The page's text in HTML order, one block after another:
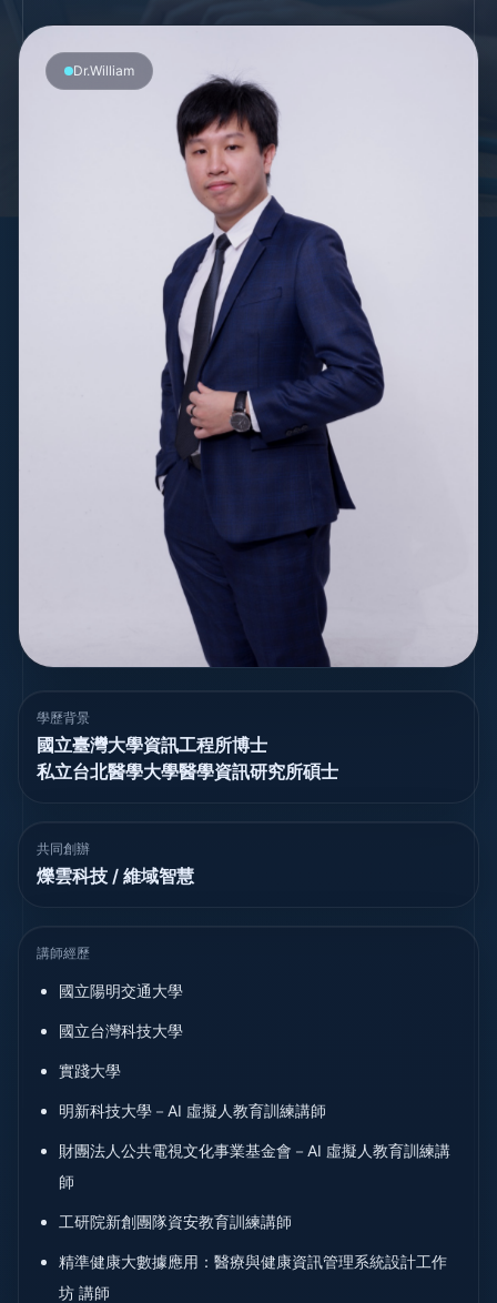
Dr.William
學歷背景
國立臺灣大學資訊工程所博士
私立台北醫學大學醫學資訊研究所碩士
共同創辦
爍雲科技 / 維域智慧
講師經歷
國立陽明交通大學
國立台灣科技大學
實踐大學
明新科技大學－AI 虛擬人教育訓練講師
財團法人公共電視文化事業基金會－AI 虛擬人教育訓練講
師
工研院新創團隊資安教育訓練講師
精準健康大數據應用：醫療與健康資訊管理系統設計工作
坊 講師